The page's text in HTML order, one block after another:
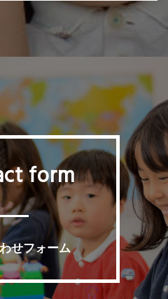
form
せフォーム